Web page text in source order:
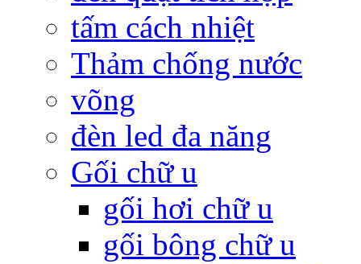
tấm cách nhiệt
Thảm chống nước
võng
đèn led đa năng
Gối chữ u
gối hơi chữ u
gối bông chữ u